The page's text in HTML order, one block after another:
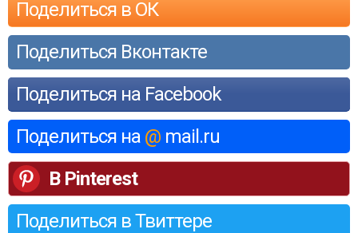
Поделиться в ОК
Поделиться Вконтакте
Поделиться на Facebook
Поделиться на @ mail.ru
В Pinterest
Поделиться в Твиттере